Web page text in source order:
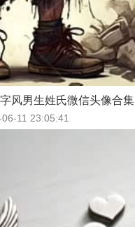
风男生姓氏微信头像合集
11 23:05:41